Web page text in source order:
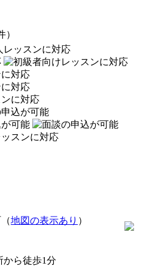
）
地図の表示あり ）
から徒歩1分